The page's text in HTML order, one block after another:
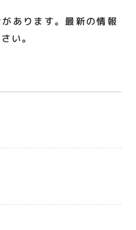
あります。最新の情報
い。